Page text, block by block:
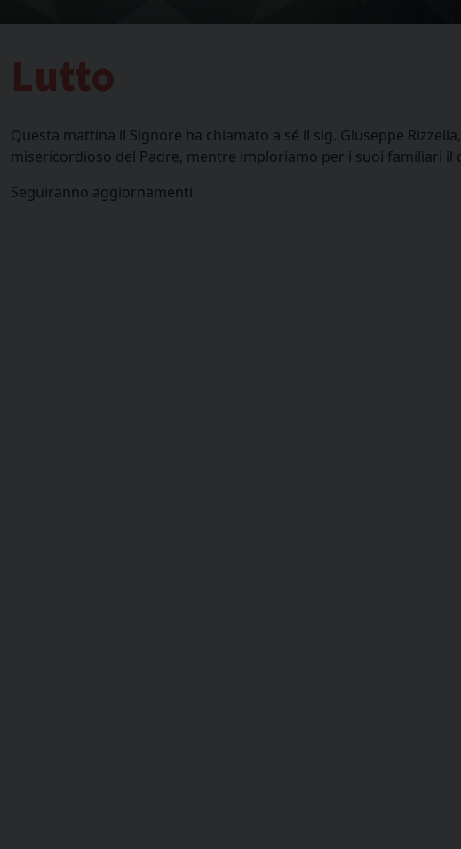
Lutto
Questa mattina il Signore ha chiamato a sé il sig. Giuseppe
misericordioso del Padre, mentre imploriamo per i suoi familiari il
Seguiranno aggiornamenti.